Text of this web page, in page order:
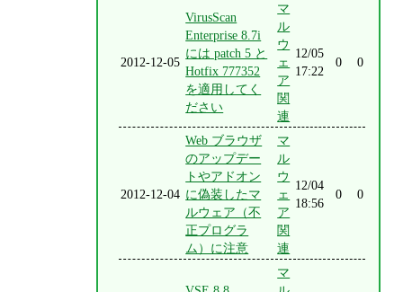
2012-12-05
VirusScan
Enterprise 8.7i
には patch 5 と
Hotfix 777352
を適用してく
ださい
マ
ル
ウ
ェ
ア
関
連
12/05
17:22
0 0
2012-12-04
Web ブラウザ
のアップデー
トやアドオン
に偽装したマ
ルウェア（不
正プログラ
ム）に注意
マ
ル
ウ
ェ
ア
関
連
12/04
18:56
0 0
マ